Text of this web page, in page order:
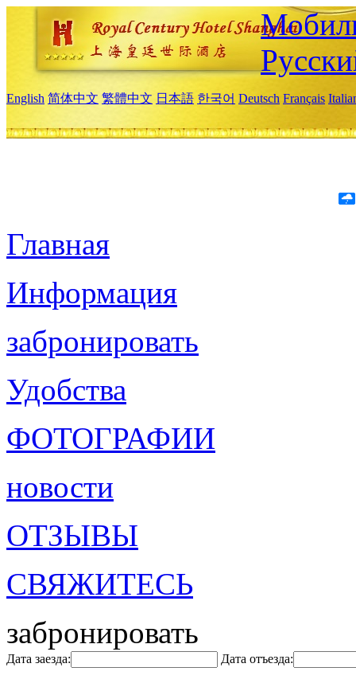
English 简体中文 繁體中文 日本語 한국어 Deutsch Français
Главная
Информация
забронировать
Удобства
ФОТОГРАФИИ
новости
ОТЗЫВЫ
СВЯЖИТЕСЬ
забронировать
Дата заезда: Дата отъезда: